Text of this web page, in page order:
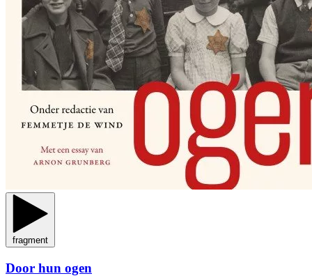
fragment
Door hun ogen